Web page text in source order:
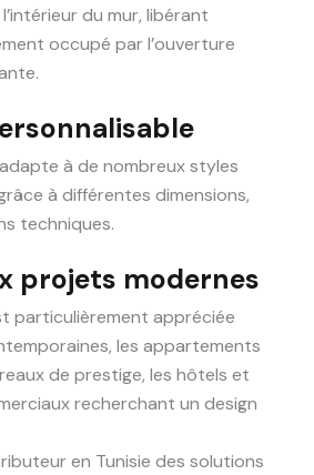
du mur, libérant
occupé par l’ouverture
à de nombreux styles
à différentes dimensions,
techniques.
projets modernes
particulièrement appréciée
les appartements
de prestige, les hôtels et
recherchant un design
en Tunisie des solutions